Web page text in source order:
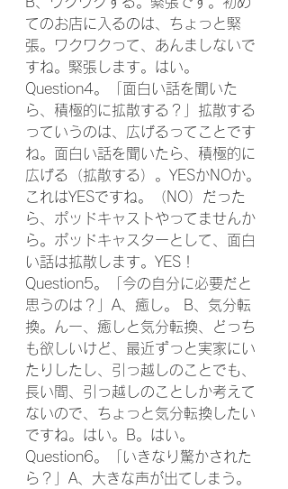
てのお店に入るのは、ちょっと緊
張。ワクワクって、あんましないで
すね。緊張します。はい。
Question4。「面白い話を聞いた
ら、積極的に拡散する？」拡散する
っていうのは、広げるってことです
ね。面白い話を聞いたら、積極的に
広げる（拡散する）。YESかNOか。
これはYESですね。（NO）だった
ら、ポッドキャストやってませんか
ら。ポッドキャスターとして、面白
い話は拡散します。YES！
Question5。「今の自分に必要だと
思うのは？」A、癒し。 B、気分転
換。んー、癒しと気分転換、どっち
も欲しいけど、最近ずっと実家にい
たりしたし、引っ越しのことでも、
長い間、引っ越しのことしか考えて
ないので、ちょっと気分転換したい
ですね。はい。B。はい。
Question6。「いきなり驚かされた
ら？」A、大きな声が出てしまう。